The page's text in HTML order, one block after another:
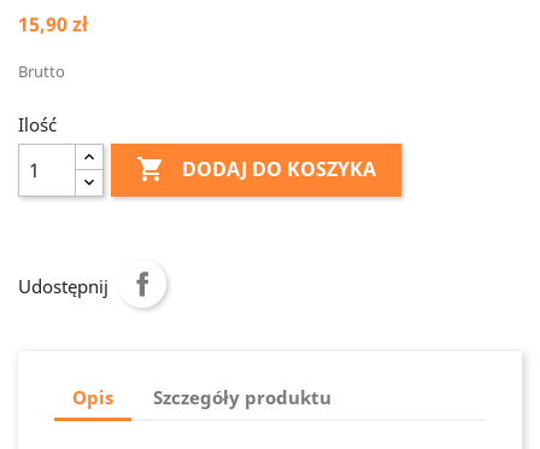
15,90 zł
Brutto
Ilość
 DODAJ DO KOSZYKA
Udostępnij
Opis Szczegóły produktu